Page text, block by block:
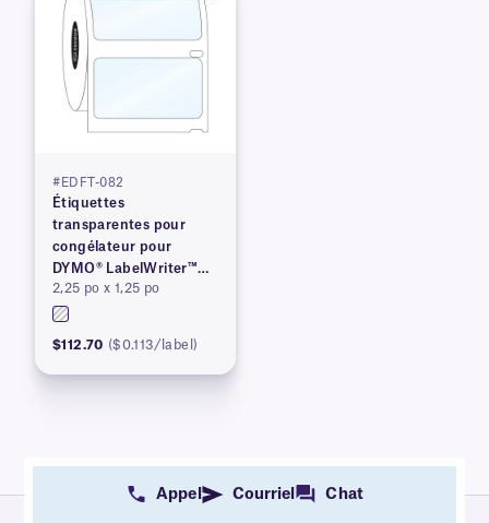
#EDFT-082
Étiquettes
transparentes pour
congélateur pour
DYMO® LabelWriter™
série 450, brevet en
instance
2,25 po x 1,25 po
$112.70 ($0.113/label)
Appel Courriel Chat